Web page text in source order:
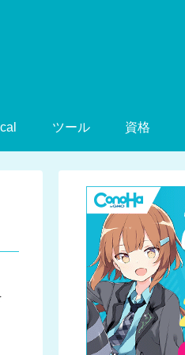
ツール 資格